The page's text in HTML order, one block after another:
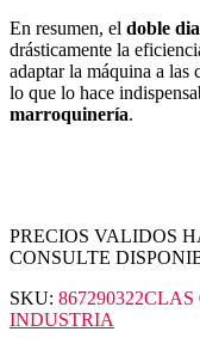
En resumen, el doble
drásticamente la
adaptar la máquina a las
lo que lo hace
marroquinería.
PRECIOS VALIDOS
CONSULTE
SKU: 867290322CLAS
INDUSTRIA